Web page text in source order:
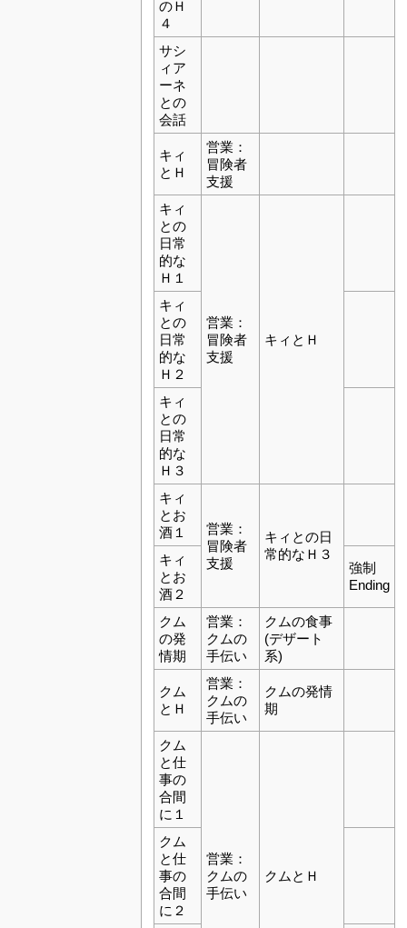
のＨ
４
サシ
ィア
ーネ
との
会話
キィ
とＨ
営業：
冒険者
支援
キィ
との
日常
的な
Ｈ１
営業：
冒険者
支援
キィとＨ
キィ
との
日常
的な
Ｈ２
キィ
との
日常
的な
Ｈ３
キィ
とお
酒１
営業：
冒険者
支援
キィとの日
常的なＨ３
キィ
とお
酒２
強制
Ending
クム
の発
情期
営業：
クムの
手伝い
クムの食事
(デザート
系)
クム
とＨ
営業：
クムの
手伝い
クムの発情
期
クム
と仕
事の
合間
に１
営業：
クムの
手伝い
クムとＨ
クム
と仕
事の
合間
に２